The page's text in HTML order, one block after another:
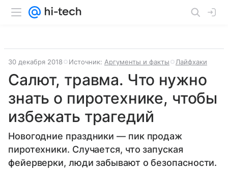
30 декабря 2018 Источник: Аргументы и факты Лайфхаки
Салют, травма. Что нужно
знать о пиротехнике, чтобы
избежать трагедий
Новогодние праздники — пик продаж
пиротехники. Случается, что запуская
фейерверки, люди забывают о безопасности.